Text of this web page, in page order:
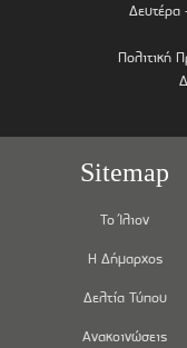
Πολιτική
Sitemap
Το Ίλιον
Η Δήμαρχος
Δελτία Τύπου
Ανακοινώσεις